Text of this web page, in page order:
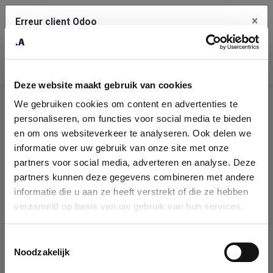
Deze website maakt gebruik van cookies
We gebruiken cookies om content en advertenties te
personaliseren, om functies voor social media te bieden
en om ons websiteverkeer te analyseren. Ook delen we
informatie over uw gebruik van onze site met onze
partners voor social media, adverteren en analyse. Deze
partners kunnen deze gegevens combineren met andere
informatie die u aan ze heeft verstrekt of die ze hebben
verzameld op basis van uw gebruik van hun services.
Noodzakelijk
Identification
de
l'entreprise
Please fill in your company details
form. If you don't find your company in our database, you can create
a new company record with the button below.
Erreur client Odoo ×
Une erreur s'est produite
Utilisez le bouton Copier pour reporter cette erreur à votre
service de support.
Voir les détails
Ok